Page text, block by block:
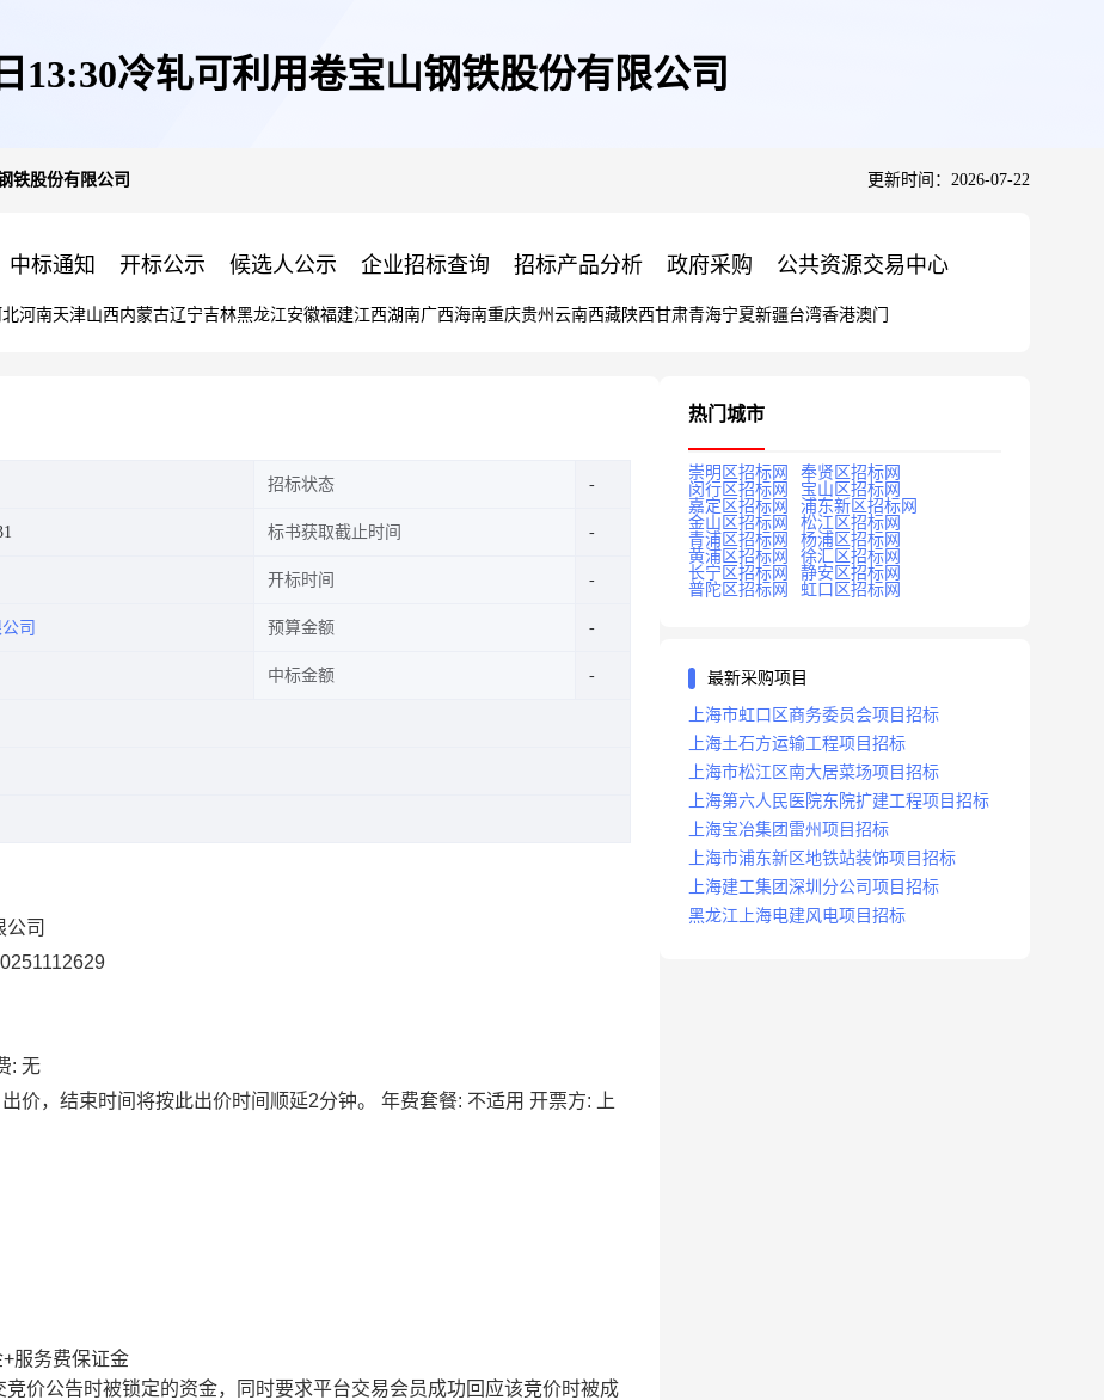
13:30冷轧可利用卷宝山钢铁股份有限公司
铁股份有限公司 更新时间：2026-07-22
中标通知 开标公示 候选人公示 企业招标查询 招标产品分析 政府采购 公共资源交易中心
河南天津山西内蒙古辽宁吉林黑龙江安徽福建江西湖南广西海南重庆贵州 云南西藏陕西甘肃青海宁夏新疆台湾香港澳门
招标状态
标书获取截止时间
开标时间
司 预算金额
中标金额
公司
: 无
价，结束时间将按此出价时间顺延2分钟。 年费套餐: 不适用 开票方: 上
服务费保证金
价公告时被锁定的资金，同时要求平台交易会员成功回应该竞价时被成
热门城市
崇明区招标网
奉贤区招标网
闵行区招标网
宝山区招标网
嘉定区招标网
浦东新区招标网
金山区招标网
松江区招标网
青浦区招标网
杨浦区招标网
黄浦区招标网
徐汇区招标网
长宁区招标网
静安区招标网
普陀区招标网
虹口区招标网
最新采购项目
上海市虹口区商务委员会项目招标
上海土石方运输工程项目招标
上海市松江区南大居菜场项目招标
上海第六人民医院东院扩建工程项目招标
上海宝冶集团雷州项目招标
上海市浦东新区地铁站装饰项目招标
上海建工集团深圳分公司项目招标
黑龙江上海电建风电项目招标